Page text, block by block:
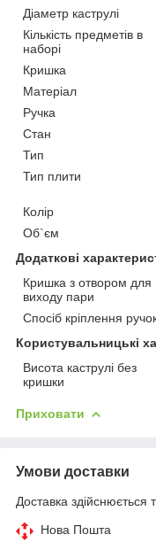
Діаметр каструлі
Кількість предметів в
наборі
Кришка
Матеріал
Ручка
Стан
Тип
Тип плити
Колір
Об`єм
Додаткові
Кришка з отвором для
виходу пари
Спосіб кріплення
Користувальницькі
Висота каструлі без
кришки
Приховати
Умови доставки
Доставка здійснюється
Нова Пошта